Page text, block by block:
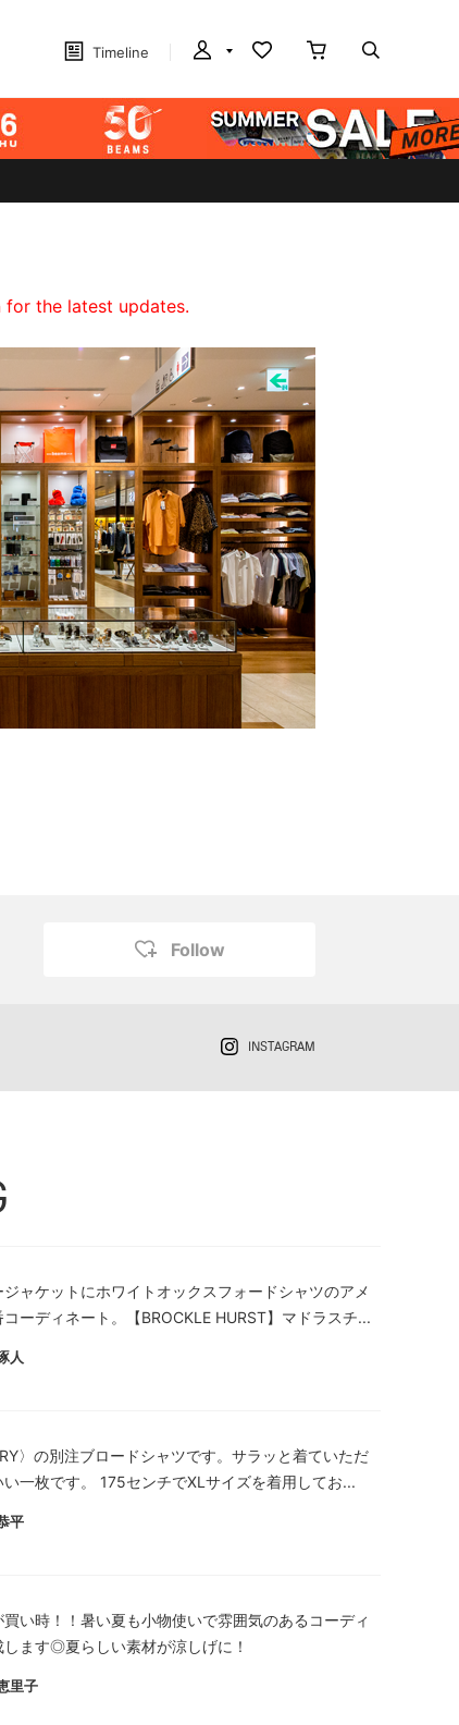
Timeline
for the latest updates.
Follow
INSTAGRAM
ャケットにホワイトオックスフォードシャツのアメ
コーディネート。【BROCKLE HURST】マドラスチ...
人
〉の別注ブロードシャツです。サラッと着ていただ
い一枚です。 175センチでXLサイズを着用してお...
平
い時！！暑い夏も小物使いで雰囲気のあるコーディ
します◎夏らしい素材が涼しげに！
里子